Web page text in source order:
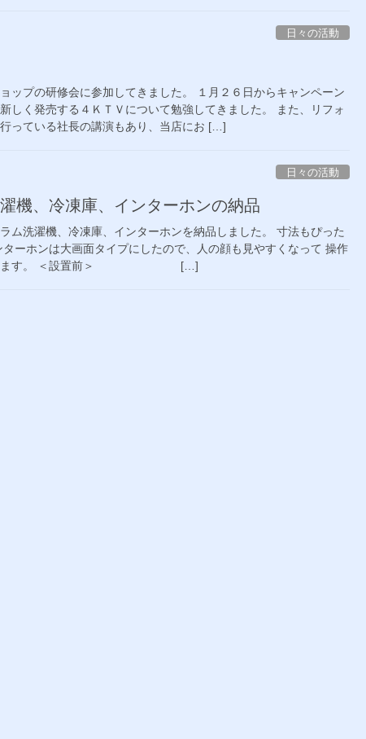
日々の活動
ップの研修会に参加してきました。 １月２６日からキャンペーン
しく発売する４ＫＴＶについて勉強してきました。 また、リフォ
っている社長の講演もあり、当店にお […]
日々の活動
機、冷凍庫、インターホンの納品
ム洗濯機、冷凍庫、インターホンを納品しました。 寸法もぴった
ターホンは大画面タイプにしたので、人の顔も見やすくなって 操作
思います。 ＜設置前＞ […]